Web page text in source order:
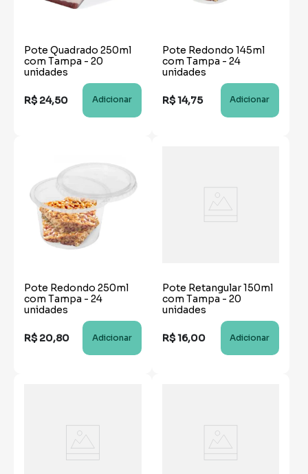
Pote Quadrado 250ml
com Tampa - 20
unidades
R$ 24,50 Adicionar
Pote Redondo 145ml
com Tampa - 24
unidades
R$14,75 Adicionar
Pote Redondo 250ml
com Tampa - 24
unidades
R$ 20,80 Adicionar
Pote Retangular 150ml
com Tampa - 20
unidades
R$16,00 Adicionar